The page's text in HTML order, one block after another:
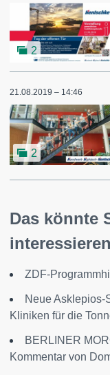
2
21.08.2019 – 14:46
2
Das könnte
interessieren
ZDF-
Neue Asklepios-
Kliniken für die
BERLINER
Kommentar von